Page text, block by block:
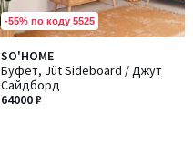
-55% по коду 5525
SO'HOME
Буфет, Jüt Sideboard / Джут
Сайдборд
64000 ₽